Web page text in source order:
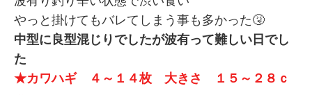
やっと掛けてもバレてしまう事も多かった🤧
中型に良型混じりでしたが波有って難しい日でし
た
★カワハギ ４～１４枚 大きさ １５～２８ｃ